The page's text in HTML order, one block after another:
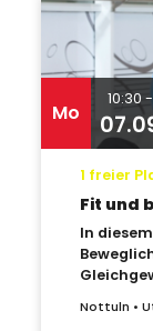
Mo
10:30 -
Fit und
In
Nottuln •
1 freier